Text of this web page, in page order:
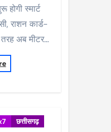
स्मार्ट
राशन कार्ड-
तरह अब मीटर…
छत्तीसगढ़